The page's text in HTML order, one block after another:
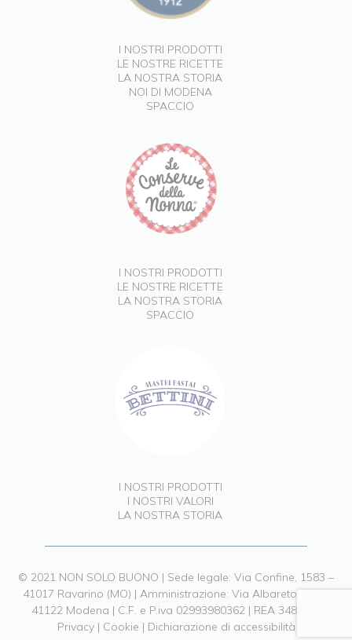
I NOSTRI PRODOTTI
LE NOSTRE RICETTE
LA NOSTRA STORIA
NOI DI MODENA
SPACCIO
I NOSTRI PRODOTTI
LE NOSTRE RICETTE
LA NOSTRA STORIA
SPACCIO
I NOSTRI PRODOTTI
I NOSTRI VALORI
LA NOSTRA STORIA
© 2021 NON SOLO BUONO | Sede legale: Via Confine, 1583 –
41017 Ravarino (MO) | Amministrazione: Via Albareto, 211 –
41122 Modena | C.F. e P.iva 02993980362 | REA 348903 |
Privacy| Cookie | Dichiarazione di accessibilità